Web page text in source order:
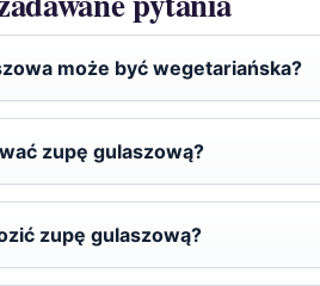
może być wegetariańska?
zupę gulaszową?
zupę gulaszową?